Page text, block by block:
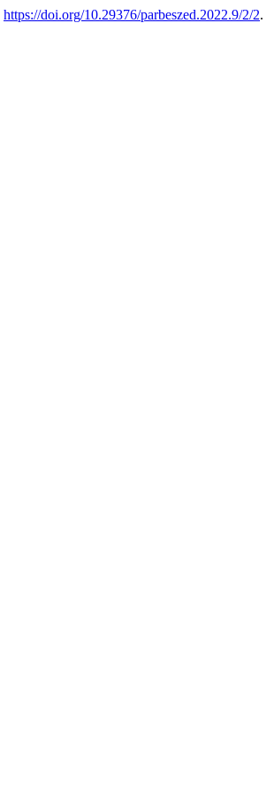
https://doi.org/10.29376/parbeszed.2022.9/2/2.